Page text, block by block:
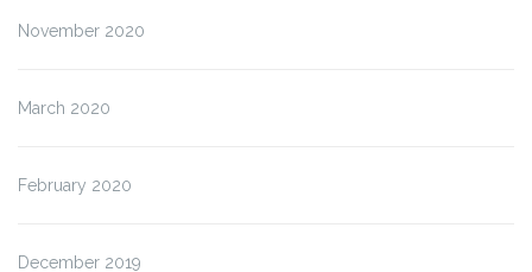
November 2020
March 2020
February 2020
December 2019